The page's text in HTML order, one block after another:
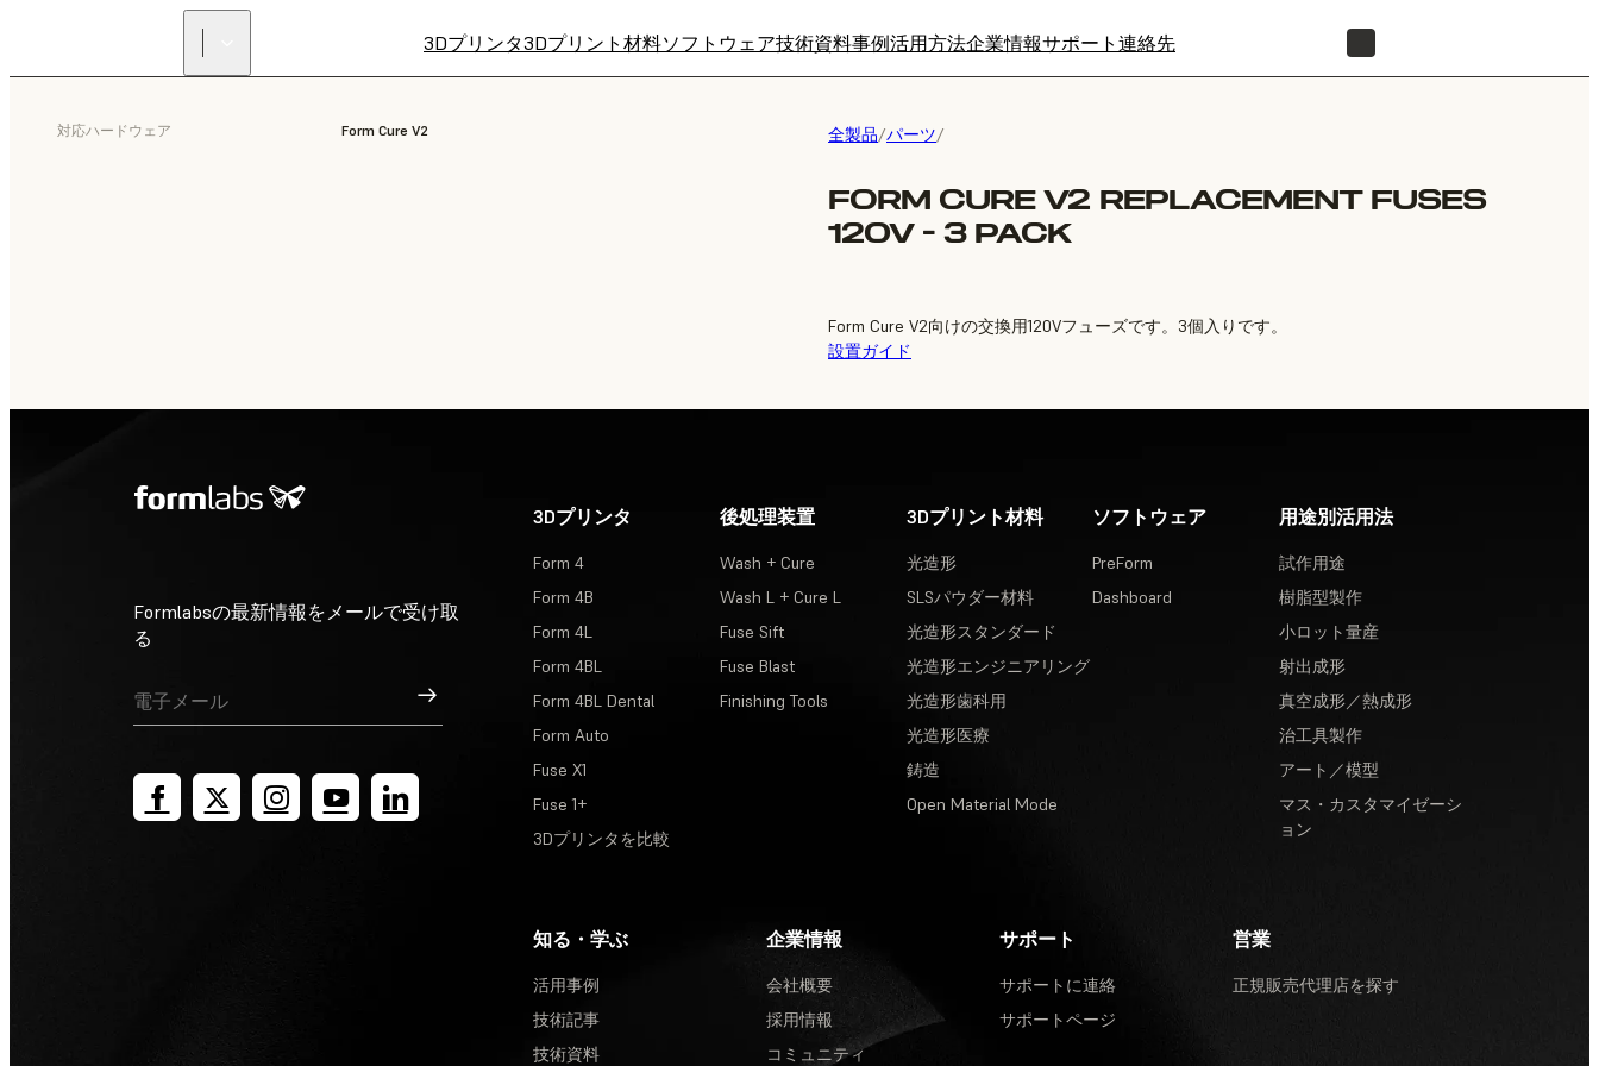
3Dプリンタ3Dプリント材料ソフトウェア技術資料事例活用方法企業情報サポート 連絡先
全製品/パーツ/
FORM CURE V2 REPLACEMENT FUSES
120V - 3 PACK
対応ハードウェア Form Cure V2
Form Cure V2向けの交換用120Vフューズです。3個入りです。
設置ガイド
Formlabsの最新情報をメールで受け取
る
サインアップ
3Dプリンタ
Form 4
Form 4B
Form 4L
Form 4BL
Form 4BL Dental
Form Auto
Fuse X1
Fuse 1+
3Dプリンタを比較
後処理装置
Wash + Cure
Wash L + Cure L
Fuse Sift
Fuse Blast
Finishing Tools
3Dプリント材料
光造形
SLSパウダー材料
光造形スタンダード
光造形エンジニアリング
光造形歯科用
光造形医療
鋳造
Open Material Mode
ソフトウェア
PreForm
Dashboard
用途別活用法
試作用途
樹脂型製作
小ロット量産
射出成形
真空成形／熱成形
治工具製作
アート／模型
マス・カスタマイゼーシ
ョン
知る・学ぶ
活用事例
技術記事
技術資料
企業情報
会社概要
採用情報
コミュニティ
サポート
サポートに連絡
サポートページ
営業
正規販売代理店を探す